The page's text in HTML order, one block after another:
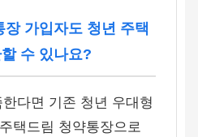
가입자도 청년 주택
수 있나요?
다면 기존 청년 우대형
택드림 청약통장으로